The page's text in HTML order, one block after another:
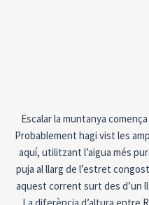
Escalar la muntanya
Probablement hagi vist les
aquí, utilitzant l’aigua més
puja al llarg de l’estret
aquest corrent surt des d’un
La diferència d’altura entre